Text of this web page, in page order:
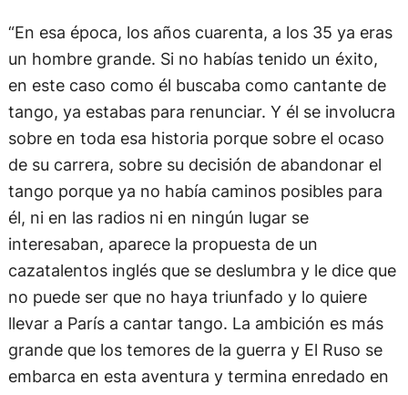
“En esa época, los años cuarenta, a los 35 ya eras
un hombre grande. Si no habías tenido un éxito,
en este caso como él buscaba como cantante de
tango, ya estabas para renunciar. Y él se involucra
sobre en toda esa historia porque sobre el ocaso
de su carrera, sobre su decisión de abandonar el
tango porque ya no había caminos posibles para
él, ni en las radios ni en ningún lugar se
interesaban, aparece la propuesta de un
cazatalentos inglés que se deslumbra y le dice que
no puede ser que no haya triunfado y lo quiere
llevar a París a cantar tango. La ambición es más
grande que los temores de la guerra y El Ruso se
embarca en esta aventura y termina enredado en